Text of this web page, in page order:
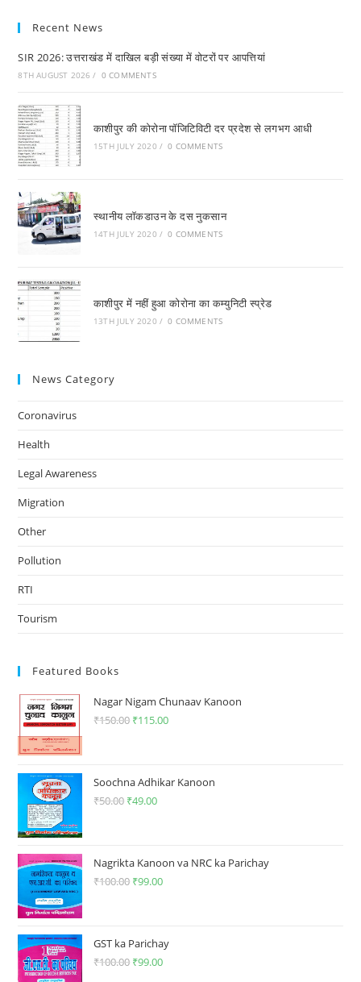
Recent News
SIR 2026: उत्तराखंड में दाखिल बड़ी संख्या में वोटरों पर आपत्तियां
8TH AUGUST 2026 / 0 COMMENTS
काशीपुर की कोरोना पाॅजिटिविटी दर प्रदेश से लगभग आधी
15TH JULY 2020 / 0 COMMENTS
स्थानीय लाॅकडाउन के दस नुकसान
14TH JULY 2020 / 0 COMMENTS
काशीपुर में नहीं हुआ कोरोना का कम्युनिटी स्प्रेड
13TH JULY 2020 / 0 COMMENTS
News Category
Coronavirus
Health
Legal Awareness
Migration
Other
Pollution
RTI
Tourism
Featured Books
Nagar Nigam Chunaav Kanoon
₹150.00 Original
₹150.00.
₹115.00Current
₹115.00.
Soochna Adhikar Kanoon
₹50.00 Original
₹50.00.
₹49.00Current
₹49.00.
Nagrikta Kanoon va NRC ka Parichay
₹100.00 Original
₹100.00.
₹99.00Current
₹99.00.
GST ka Parichay
₹100.00 Original
₹99.00Current